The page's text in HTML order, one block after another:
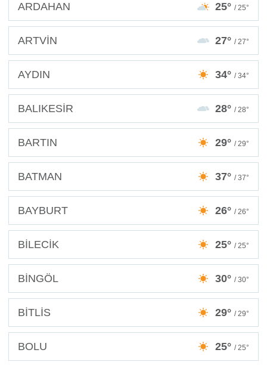
ARDAHAN 25° / 25°
ARTVİN 27° / 27°
AYDIN 34° / 34°
BALIKESİR 28° / 28°
BARTIN 29° / 29°
BATMAN 37° / 37°
BAYBURT 26° / 26°
BİLECİK 25° / 25°
BİNGÖL 30° / 30°
BİTLİS 29° / 29°
BOLU 25° / 25°